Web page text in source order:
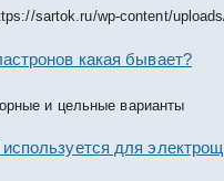
sartok.ru/wp-content/
какая бывает?
и цельные варианты
для